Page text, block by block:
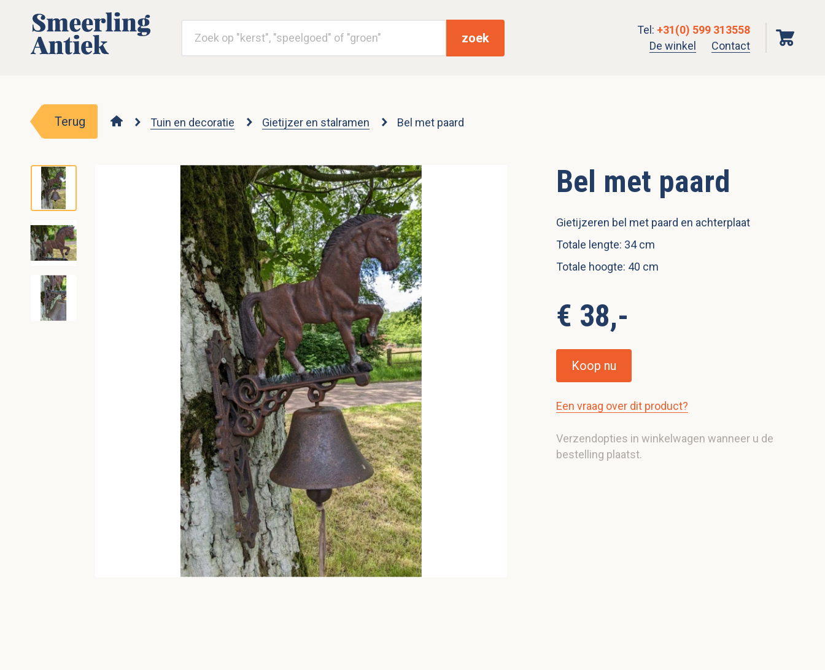
zoek
Tel: +31(0) 599 313558
De winkel
Contact
Terug Tuin en decoratie Gietijzer en stalramen Bel met paard
Bel met paard
Gietijzeren bel met paard en achterplaat
Totale lengte: 34 cm
Totale hoogte: 40 cm
€ 38,-
Koop nu
Een vraag over dit product?
Verzendopties in winkelwagen wanneer u de
bestelling plaatst.